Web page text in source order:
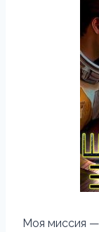
Моя миссия